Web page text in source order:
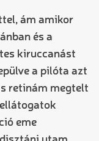
ám amikor
és a
kiruccanást
a pilóta azt
retinám megtelt
eme